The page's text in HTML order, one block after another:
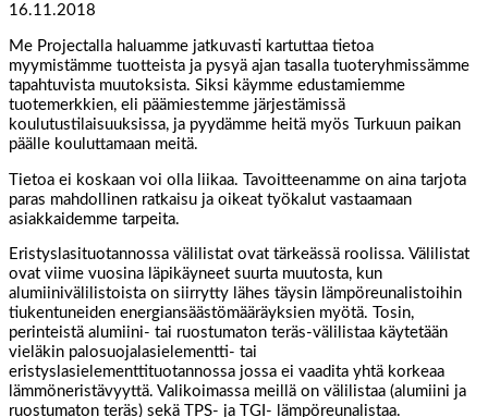
16.11.2018
Me Projectalla haluamme jatkuvasti kartuttaa tietoa
myymistämme tuotteista ja pysyä ajan tasalla tuoteryhmissämme
tapahtuvista muutoksista. Siksi käymme edustamiemme
tuotemerkkien, eli päämiestemme järjestämissä
koulutustilaisuuksissa, ja pyydämme heitä myös Turkuun paikan
päälle kouluttamaan meitä.
Tietoa ei koskaan voi olla liikaa. Tavoitteenamme on aina tarjota
paras mahdollinen ratkaisu ja oikeat työkalut vastaamaan
asiakkaidemme tarpeita.
Eristyslasituotannossa välilistat ovat tärkeässä roolissa. Välilistat
ovat viime vuosina läpikäyneet suurta muutosta, kun
alumiinivälilistoista on siirrytty lähes täysin lämpöreunalistoihin
tiukentuneiden energiansäästömääräyksien myötä. Tosin,
perinteistä alumiini- tai ruostumaton teräs-välilistaa käytetään
vieläkin palosuojalasielementti- tai
eristyslasielementtituotannossa jossa ei vaadita yhtä korkeaa
lämmöneristävyyttä. Valikoimassa meillä on välilistaa (alumiini ja
ruostumaton teräs) sekä TPS- ja TGI- lämpöreunalistaa.